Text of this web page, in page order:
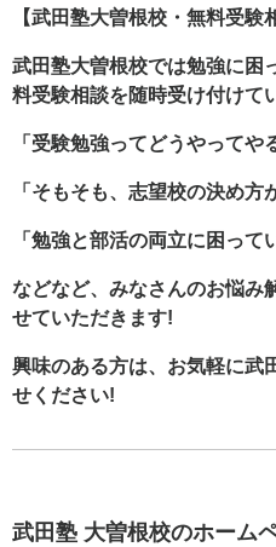
【武田塾大曽根校・無料受験
武田塾大曽根校では勉強に困
料受験相談を随時受け付けて
「受験勉強ってどうやってや
「そもそも、志望校の決め方
「勉強と部活の両立に困って
などなど、みなさんのお悩み
せていただきます!
興味のある方は、お気軽に武
せください!
武田塾 大曽根校のホーム